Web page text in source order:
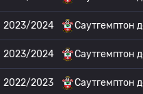
2023/2024 Саутгемптон
2023/2024 Саутгемптон
2022/2023 Саутгемптон